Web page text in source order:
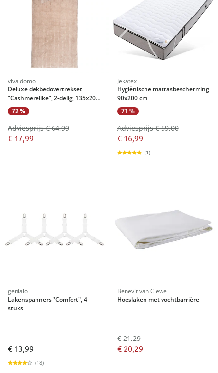
viva domo
Deluxe dekbedovertrekset
“Cashmerelike”, 2-delig, 135x200
cm
72 %
€ 17,99
Adviesprijs € 64,99
Jekatex
Hygiënische matrasbescherming
90x200 cm
71 %
€ 16,99
Adviesprijs € 59,00
(1)
genialo
Lakenspanners "Comfort", 4
stuks
€ 13,99
(18)
Benevit van Clewe
Hoeslaken met vochtbarrière
€ 21,29
€ 20,29